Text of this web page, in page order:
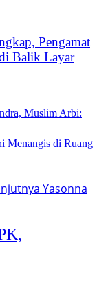
Pengamat
Balik Layar
Muslim Arbi:
Menangis di Ruang